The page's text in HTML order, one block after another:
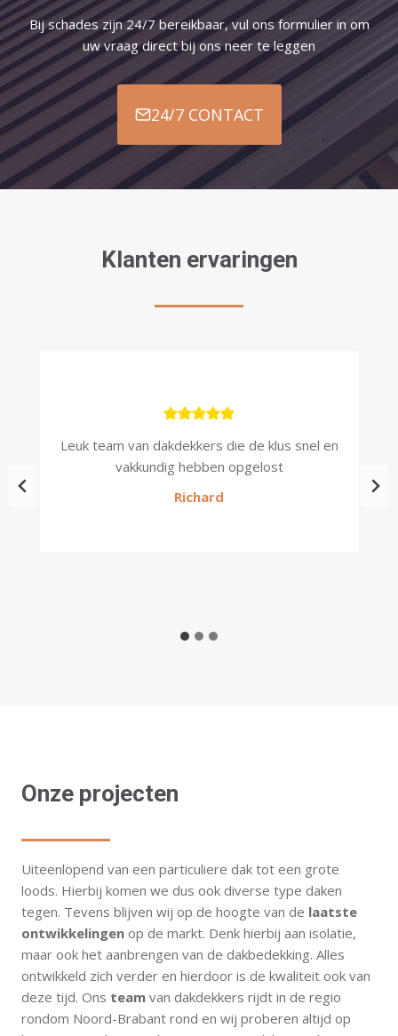
Bij schades zijn 24/7 bereikbaar, vul ons formulier in om
uw vraag direct bij ons neer te leggen
24/7 CONTACT
Klanten ervaringen
Leuk team van dakdekkers die de klus snel en
vakkundig hebben opgelost
Richard
Onze projecten
Uiteenlopend van een particuliere dak tot een grote
loods. Hierbij komen we dus ook diverse type daken
tegen. Tevens blijven wij op de hoogte van de laatste
ontwikkelingen op de markt. Denk hierbij aan isolatie,
maar ook het aanbrengen van de dakbedekking. Alles
ontwikkeld zich verder en hierdoor is de kwaliteit ook van
deze tijd. Ons team van dakdekkers rijdt in de regio
rondom Noord-Brabant rond en wij proberen altijd op